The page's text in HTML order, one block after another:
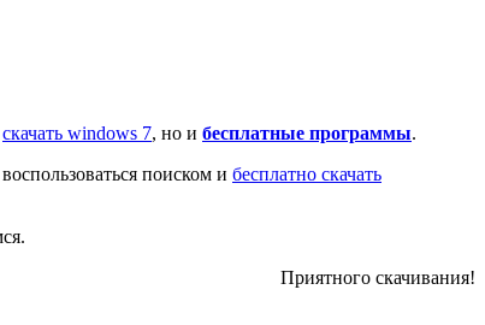
скачать windows 7, но и бесплатные программы.
поиском и бесплатно скачать
Приятного скачивания!